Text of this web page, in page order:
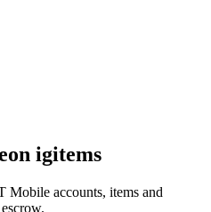
on igitems
accounts, items and